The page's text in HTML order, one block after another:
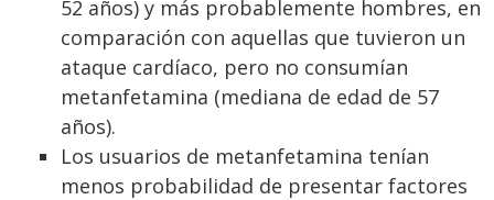
52 años) y más probablemente hombres, en
comparación con aquellas que tuvieron un
ataque cardíaco, pero no consumían
metanfetamina (mediana de edad de 57
años).
Los usuarios de metanfetamina tenían
menos probabilidad de presentar factores